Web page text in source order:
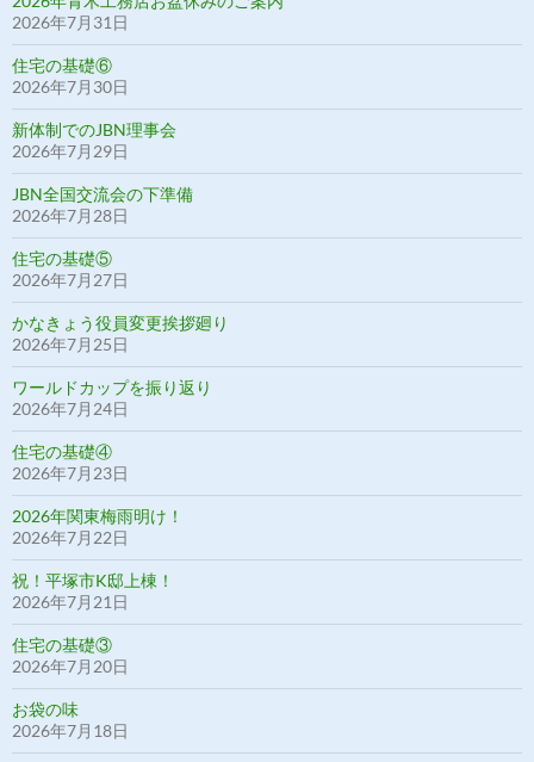
2026年7月31日
住宅の基礎⑥
2026年7月30日
新体制でのJBN理事会
2026年7月29日
JBN全国交流会の下準備
2026年7月28日
住宅の基礎⑤
2026年7月27日
かなきょう役員変更挨拶廻り
2026年7月25日
ワールドカップを振り返り
2026年7月24日
住宅の基礎④
2026年7月23日
2026年関東梅雨明け！
2026年7月22日
祝！平塚市K邸上棟！
2026年7月21日
住宅の基礎③
2026年7月20日
お袋の味
2026年7月18日